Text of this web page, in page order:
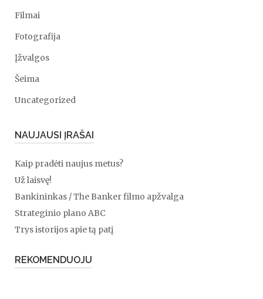
Filmai
Fotografija
Įžvalgos
Šeima
Uncategorized
NAUJAUSI ĮRAŠAI
Kaip pradėti naujus metus?
Už laisvę!
Bankininkas / The Banker filmo apžvalga
Strateginio plano ABC
Trys istorijos apie tą patį
REKOMENDUOJU